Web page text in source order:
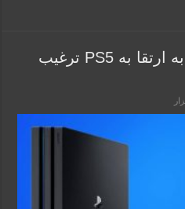
سونی کاربران PS4 را به ارتقا به PS5 ترغیب